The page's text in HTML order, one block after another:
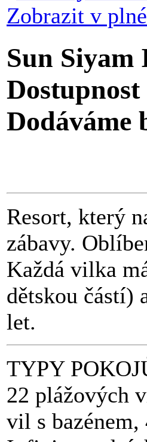
Zobrazit v
Sun
Dostupnost
Dodáváme
Resort, který
zábavy.
Každá vilka
dětskou částí)
let.
TYPY
22 plážových
vil s